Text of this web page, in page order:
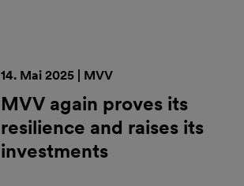
14. Mai 2025 | MVV
MVV again proves its
resilience and raises its
investments